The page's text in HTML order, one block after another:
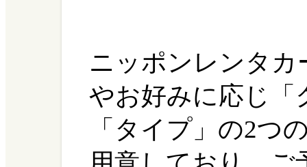
ニッポンレンタカ
やお好みに応じ「
「タイプ」の2つ